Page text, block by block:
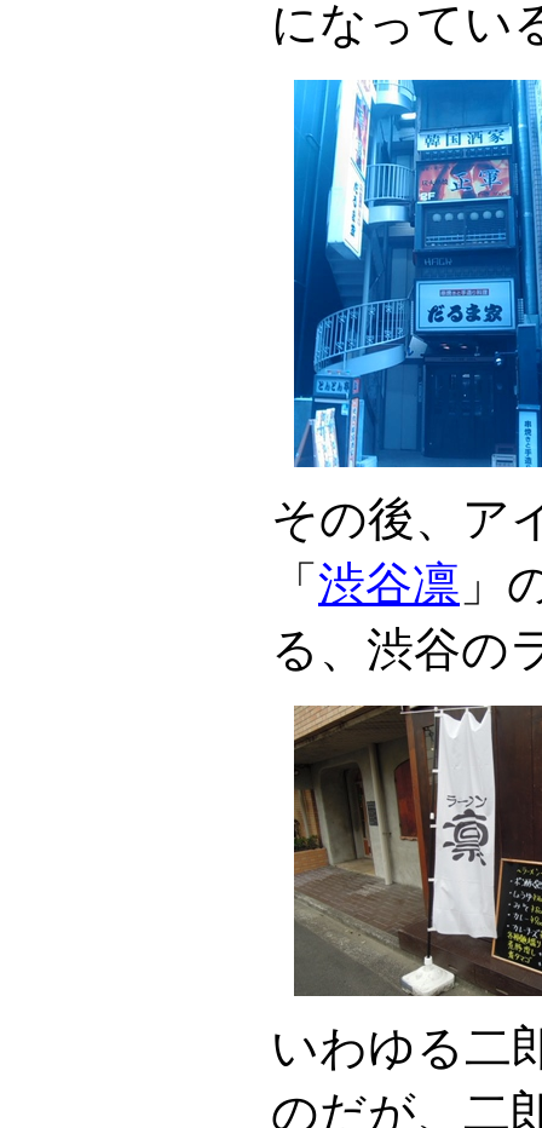
になってい
その後、ア
「 渋谷凛 」
る、渋谷の
いわゆる二
のだが、二